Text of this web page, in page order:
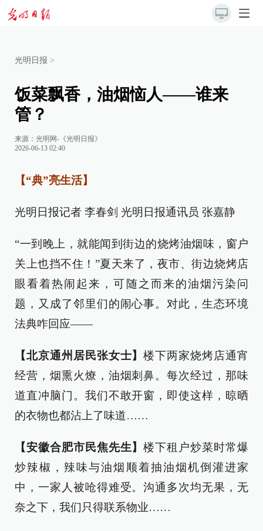
光明日报 >
饭菜飘香，油烟恼人——谁来
管？
来源： 光明网-《光明日报》
2026-06-13 02:40
【“典”亮生活】
光明日报记者 李春剑 光明日报通讯员 张嘉静
“一到晚上，就能闻到街边的烧烤油烟味，窗户
关上也挡不住！”夏天来了，夜市、街边烧烤店
眼看着热闹起来，可随之而来的油烟污染问
题，又成了邻里们的闹心事。对此，生态环境
法典咋回应——
【北京通州居民张女士】楼下两家烧烤店通宵
经营，烟熏火燎，油烟刺鼻。每次经过，那味
道直冲脑门。我们不敢开窗，即使这样，晾晒
的衣物也都沾上了味道……
【安徽合肥市民焦先生】楼下租户炒菜时常爆
炒辣椒，辣味与油烟顺着抽油烟机倒灌进家
中，一家人被呛得难受。沟通多次均无果，无
奈之下，我们只得联系物业……